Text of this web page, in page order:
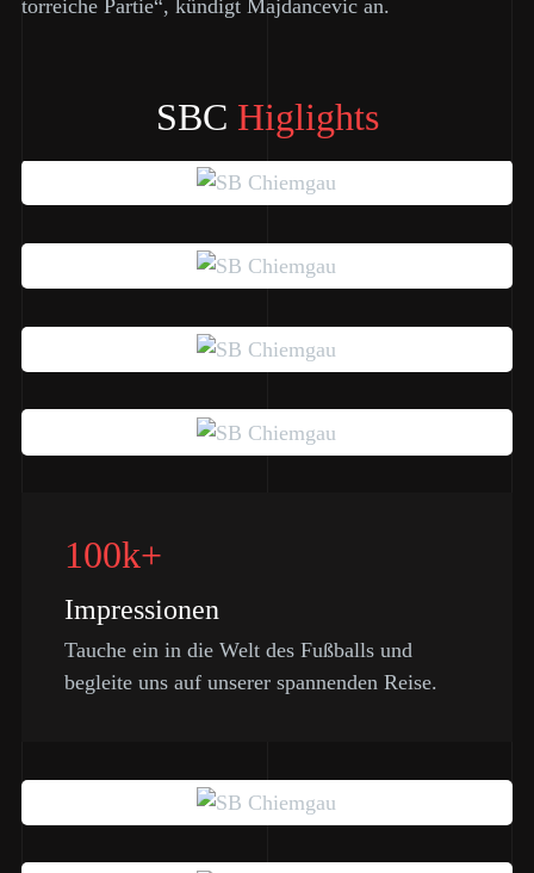
torreiche Partie“, kündigt Majdancevic an.
SBC Higlights
100k+
Impressionen
Tauche ein in die Welt des Fußballs und
begleite uns auf unserer spannenden Reise.